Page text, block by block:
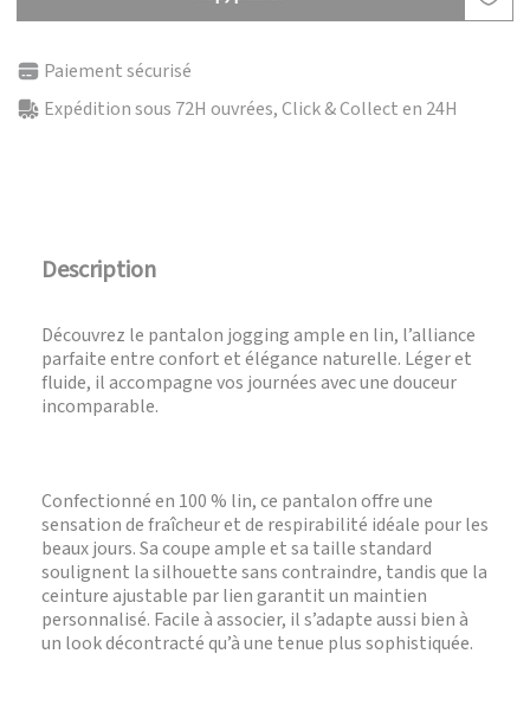
Paiement sécurisé
Expédition sous 72H ouvrées, Click & Collect en 24H
Description
Découvrez le pantalon jogging ample en lin, l’alliance
parfaite entre confort et élégance naturelle. Léger et
fluide, il accompagne vos journées avec une douceur
incomparable.
Confectionné en 100 % lin, ce pantalon offre une
sensation de fraîcheur et de respirabilité idéale pour les
beaux jours. Sa coupe ample et sa taille standard
soulignent la silhouette sans contraindre, tandis que la
ceinture ajustable par lien garantit un maintien
personnalisé. Facile à associer, il s’adapte aussi bien à
un look décontracté qu’à une tenue plus sophistiquée.